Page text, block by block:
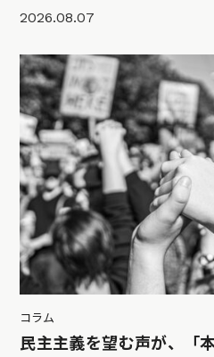
2026.08.07
コラム
民主主義を望む声が、「